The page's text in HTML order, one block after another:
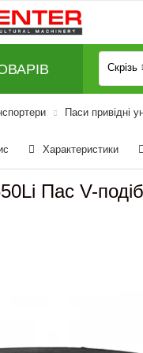
Скрізь
Паси привідні
Характеристики
Пас V-